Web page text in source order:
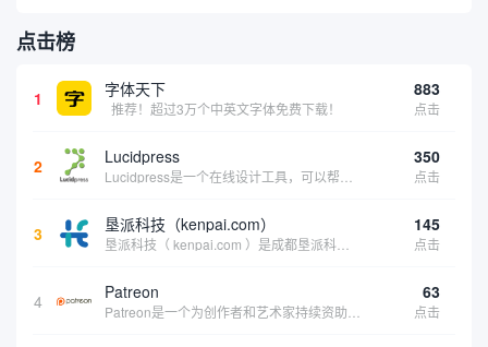
点击榜
1 字体天下
推荐！超过3万个中英文字体免费下载！
883
点击
2 Lucidpress 350
点击
3 垦派科技（kenpai.com） 145
点击
4 Patreon 63
点击